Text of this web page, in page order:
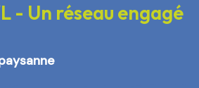
- Un réseau engagé